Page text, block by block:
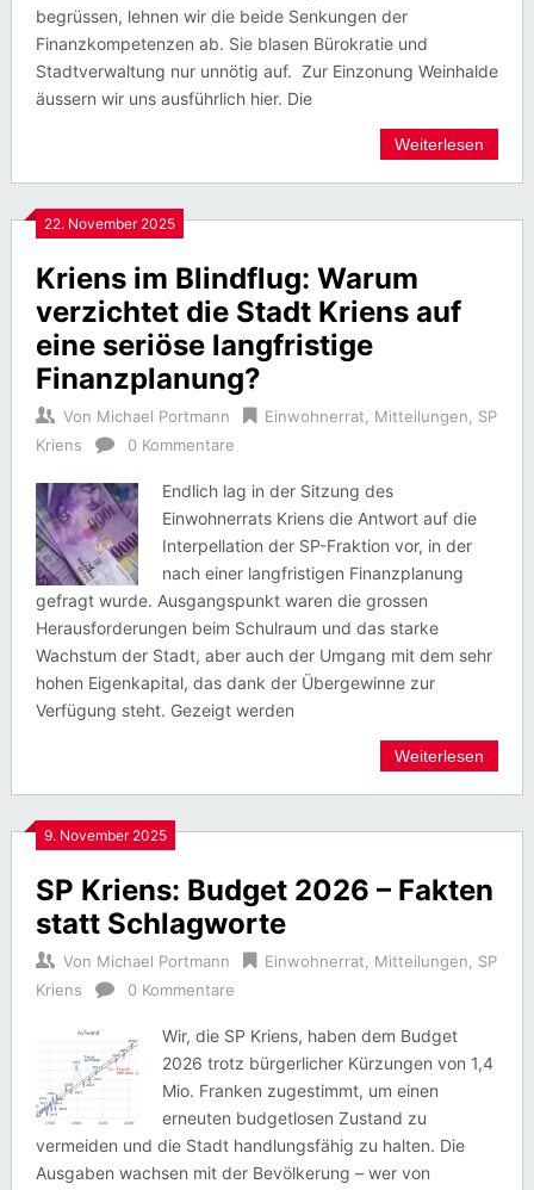
begrüssen, lehnen wir die beide Senkungen der
Finanzkompetenzen ab. Sie blasen Bürokratie und
Stadtverwaltung nur unnötig auf. Zur Einzonung Weinhalde
äussern wir uns ausführlich hier. Die
Weiterlesen
22. November 2025
Kriens im Blindflug: Warum
verzichtet die Stadt Kriens auf
eine seriöse langfristige
Finanzplanung?
Von Michael Portmann Einwohnerrat Mitteilungen
SP
Kriens
0 Kommentare
Endlich lag in der Sitzung des
Einwohnerrats Kriens die Antwort auf die
Interpellation der SP-Fraktion vor, in der
nach einer langfristigen Finanzplanung
gefragt wurde. Ausgangspunkt waren die grossen
Herausforderungen beim Schulraum und das starke
Wachstum der Stadt, aber auch der Umgang mit dem sehr
hohen Eigenkapital, das dank der Übergewinne zur
Verfügung steht. Gezeigt werden
Weiterlesen
9. November 2025
SP Kriens: Budget 2026 – Fakten
statt Schlagworte
Von Michael Portmann Einwohnerrat Mitteilungen
SP
Kriens
0 Kommentare
Wir, die SP Kriens, haben dem Budget
2026 trotz bürgerlicher Kürzungen von 1,4
Mio. Franken zugestimmt, um einen
erneuten budgetlosen Zustand zu
vermeiden und die Stadt handlungsfähig zu halten. Die
Ausgaben wachsen mit der Bevölkerung – wer von